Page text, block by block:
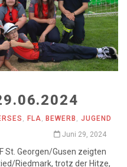
, FLA, BEWERB ,JUGEND
Juni 29, 2024
St. Georgen/Gusen zeigten
Riedmark, trotz der Hitze,